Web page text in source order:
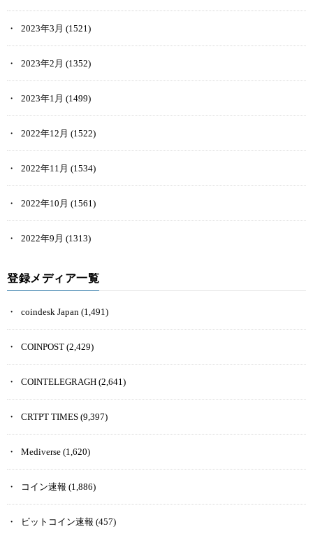
表記されているコンテンツだけを購入することができます。
「出品中」と表示されていないNFTは購入できないので、頭に入れ
ておきましょう。
Coincheck NFTの出品・販売方法
「入庫済みNFT」から出品するNFTを選択
「受け取る通貨」と「出品金額」を設定
最後に「出品」をタップして完了
すべて日本語で操作できるうえ、設定方法なども簡単でスムーズに
Coincheck NFTのQ&A
Coincheck NFTに関するよくある質問を「FAQ」の形で回答していき
ます。
A.アプリバージョンはAndroid版のみで利用可能になっています。
2023年3月 (1521)
2023年2月 (1352)
2023年1月 (1499)
2022年12月 (1522)
2022年11月 (1534)
2022年10月 (1561)
2022年9月 (1313)
登録メディア一覧
coindesk Japan (1,491)
COINPOST (2,429)
COINTELEGRAGH (2,641)
CRTPT TIMES (9,397)
Mediverse (1,620)
コイン速報 (1,886)
ビットコイン速報 (457)